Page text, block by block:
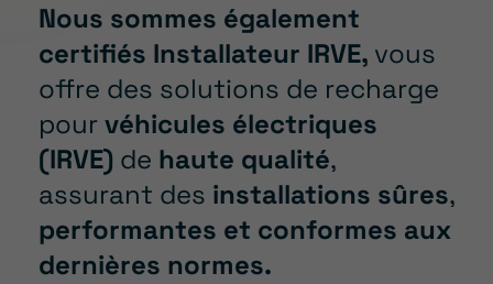
Nous sommes également
certifiés Installateur IRVE, vous
offre des solutions de recharge
pour véhicules électriques
(IRVE) de haute qualité,
assurant des installations sûres,
performantes et conformes aux
dernières normes.